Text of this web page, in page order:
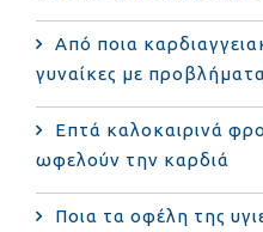
Από ποια
γυναίκες με
Επτά καλοκαιρινά
ωφελούν την καρδιά
Ποια τα οφέλη της